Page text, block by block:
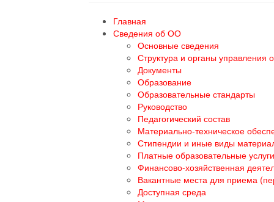
Главная
Сведения об ОО
Основные сведения
Структура и органы управления
Документы
Образование
Образовательные стандарты
Руководство
Педагогический состав
Материально-техническое
Стипендии и иные виды
Платные образовательные услуги
Финансово-хозяйственная
Вакантные места для приема
Доступная среда